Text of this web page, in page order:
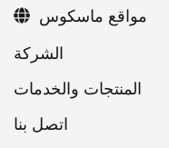
اتصل بنا
مواقع ماسكوس